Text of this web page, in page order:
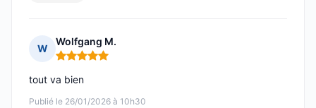
W
Wolfgang M.
Note : 5 sur 5
Publié le 26/01/2026 à 10h30
tout va bien